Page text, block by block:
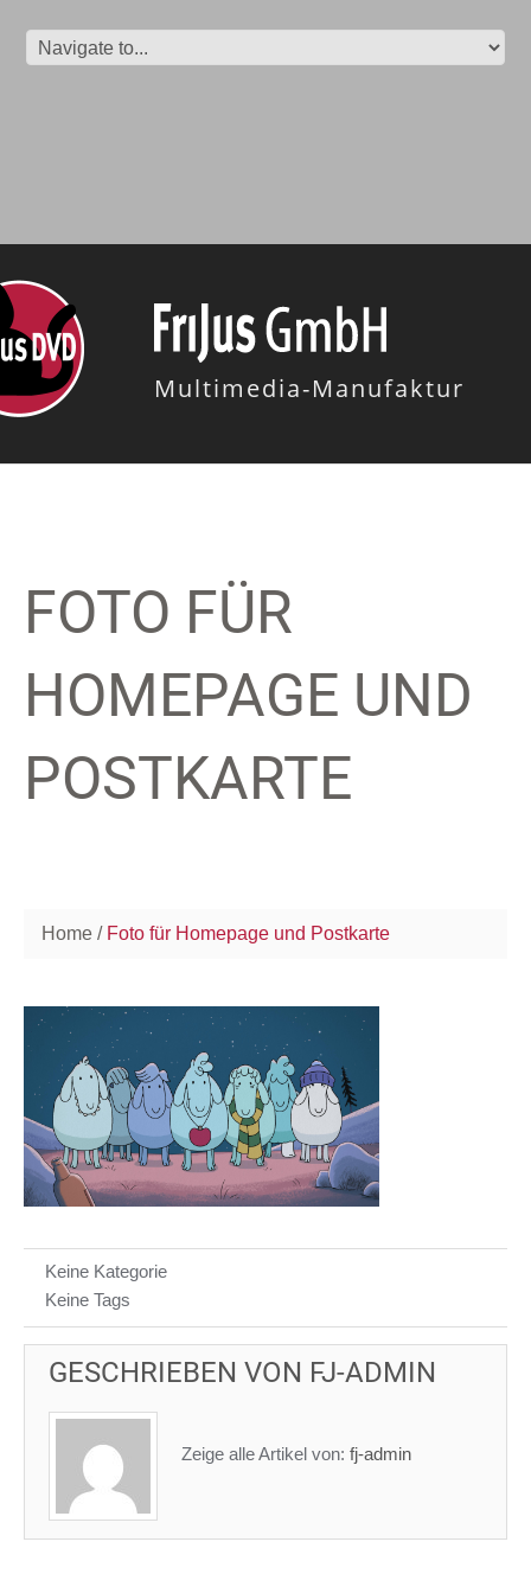
Multimedia-Manufaktur
FOTO FÜR
HOMEPAGE UND
POSTKARTE
Home Foto für Homepage und Postkarte
Keine Kategorie
Keine Tags
GESCHRIEBEN VON FJ-ADMIN
Zeige alle Artikel von: fj-admin